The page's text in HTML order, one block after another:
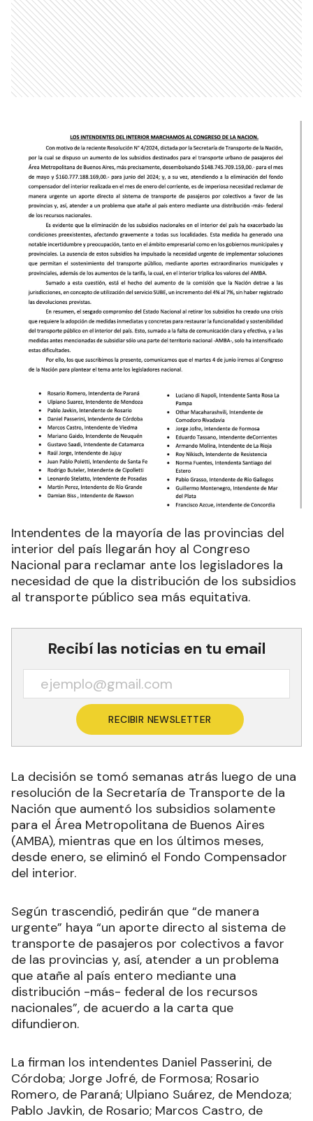
Intendentes de la mayoría de las provincias del
interior del país llegarán hoy al Congreso
Nacional para reclamar ante los legisladores la
necesidad de que la distribución de los subsidios
al transporte público sea más equitativa.
Recibí las noticias en tu email
RECIBIR NEWSLETTER
La decisión se tomó semanas atrás luego de una
resolución de la Secretaría de Transporte de la
Nación que aumentó los subsidios solamente
para el Área Metropolitana de Buenos Aires
(AMBA), mientras que en los últimos meses,
desde enero, se eliminó el Fondo Compensador
del interior.
Según trascendió, pedirán que “de manera
urgente” haya “un aporte directo al sistema de
transporte de pasajeros por colectivos a favor
de las provincias y, así, atender a un problema
que atañe al país entero mediante una
distribución -más- federal de los recursos
nacionales”, de acuerdo a la carta que
difundieron.
La firman los intendentes Daniel Passerini, de
Córdoba; Jorge Jofré, de Formosa; Rosario
Romero, de Paraná; Ulpiano Suárez, de Mendoza;
Pablo Javkin, de Rosario; Marcos Castro, de